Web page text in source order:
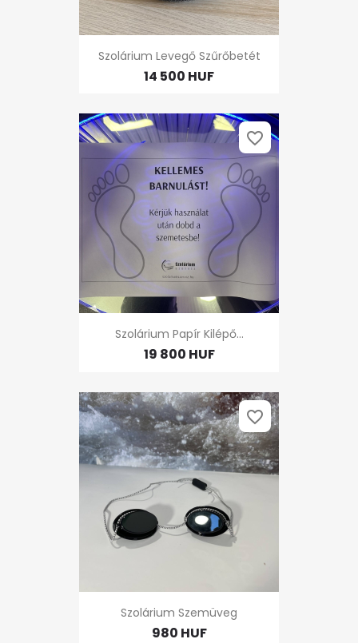
Szolárium Levegő Szűrőbetét
14 500 HUF
Szolárium Papír Kilépő...
19 800 HUF
favorite_border
Szolárium Szemüveg
980 HUF
favorite_border